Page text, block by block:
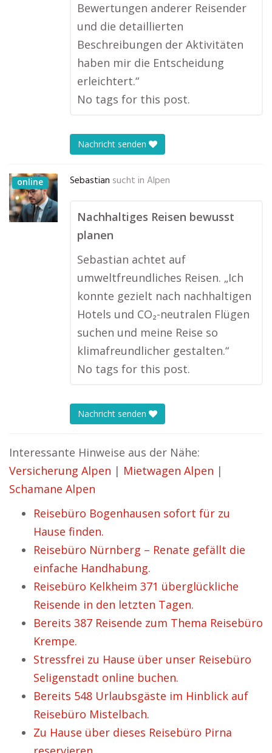
Bewertungen anderer Reisender
und die detaillierten
Beschreibungen der Aktivitäten
haben mir die Entscheidung
erleichtert.“
No tags for this post.
Nachricht senden
online Sebastian sucht in Alpen
Nachhaltiges Reisen bewusst
planen
Sebastian achtet auf
umweltfreundliches Reisen. „Ich
konnte gezielt nach nachhaltigen
Hotels und CO₂-neutralen Flügen
suchen und meine Reise so
klimafreundlicher gestalten.“
No tags for this post.
Nachricht senden
Interessante Hinweise aus der Nähe:
Versicherung Alpen | Mietwagen Alpen |
Schamane Alpen
Reisebüro Bogenhausen sofort für zu
Hause finden.
Reisebüro Nürnberg – Renate gefällt die
einfache Handhabung.
Reisebüro Kelkheim 371 überglückliche
Reisende in den letzten Tagen.
Bereits 387 Reisende zum Thema Reisebüro
Krempe.
Stressfrei zu Hause über unser Reisebüro
Seligenstadt online buchen.
Bereits 548 Urlaubsgäste im Hinblick auf
Reisebüro Mistelbach.
Zu Hause über dieses Reisebüro Pirna